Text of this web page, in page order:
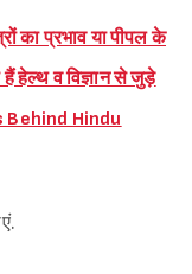
का प्रभाव या पीपल के
हेल्थ व विज्ञान से जुड़े
Hindu